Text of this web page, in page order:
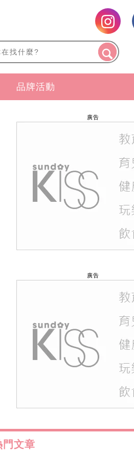
品牌活動
廣告
廣告
門文章